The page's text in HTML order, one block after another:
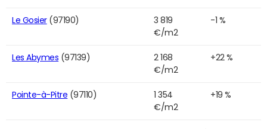
Le Gosier(97190)
3 819
€/m2
-1 %
Les Abymes (97139)
2 168
€/m2
+22 %
Pointe-à-Pitre (97110)
1 354
€/m2
+19 %